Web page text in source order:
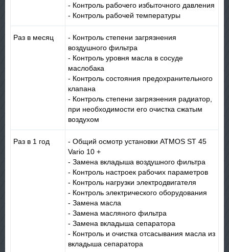
- Контроль рабочего избыточного давления
- Контроль рабочей температуры
Раз в месяц
- Контроль степени загрязнения
воздушного фильтра
- Контроль уровня масла в сосуде
маслобака
- Контроль состояния предохранительного
клапана
- Контроль степени загрязнения радиатор,
при необходимости его очистка сжатым
воздухом
Раз в 1 год
- Общий осмотр установки ATMOS ST 45
Vario 10 +
- Замена вкладыша воздушного фильтра
- Контроль настроек рабочих параметрoв
- Контроль нагрузки электродвигателя
- Контроль электрического оборудования
- Замена масла
- Замена масляного фильтра
- Замена вкладыша сепаратора
- Контроль и очистка отсасывания масла из
вкладыша сепаратора